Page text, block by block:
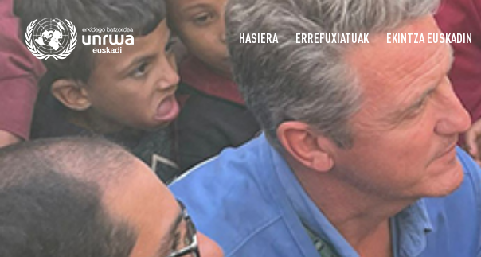
HASIERA ERREFUXIATUAK EKINTZA EUSKADIN